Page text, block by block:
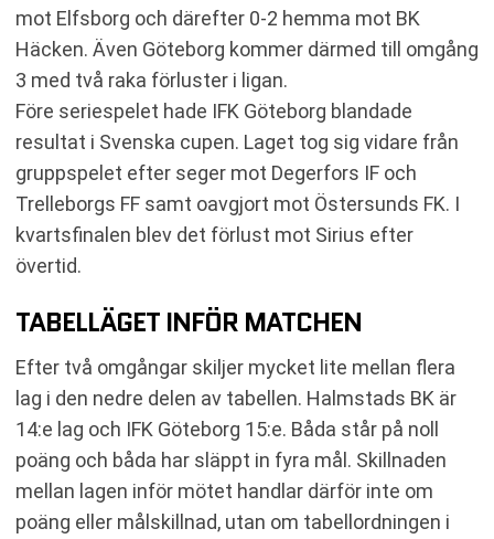
mot Elfsborg och därefter 0-2 hemma mot BK
Häcken. Även Göteborg kommer därmed till omgång
3 med två raka förluster i ligan.
Före seriespelet hade IFK Göteborg blandade
resultat i Svenska cupen. Laget tog sig vidare från
gruppspelet efter seger mot Degerfors IF och
Trelleborgs FF samt oavgjort mot Östersunds FK. I
kvartsfinalen blev det förlust mot Sirius efter
övertid.
TABELLÄGET INFÖR MATCHEN
Efter två omgångar skiljer mycket lite mellan flera
lag i den nedre delen av tabellen. Halmstads BK är
14:e lag och IFK Göteborg 15:e. Båda står på noll
poäng och båda har släppt in fyra mål. Skillnaden
mellan lagen inför mötet handlar därför inte om
poäng eller målskillnad, utan om tabellordningen i